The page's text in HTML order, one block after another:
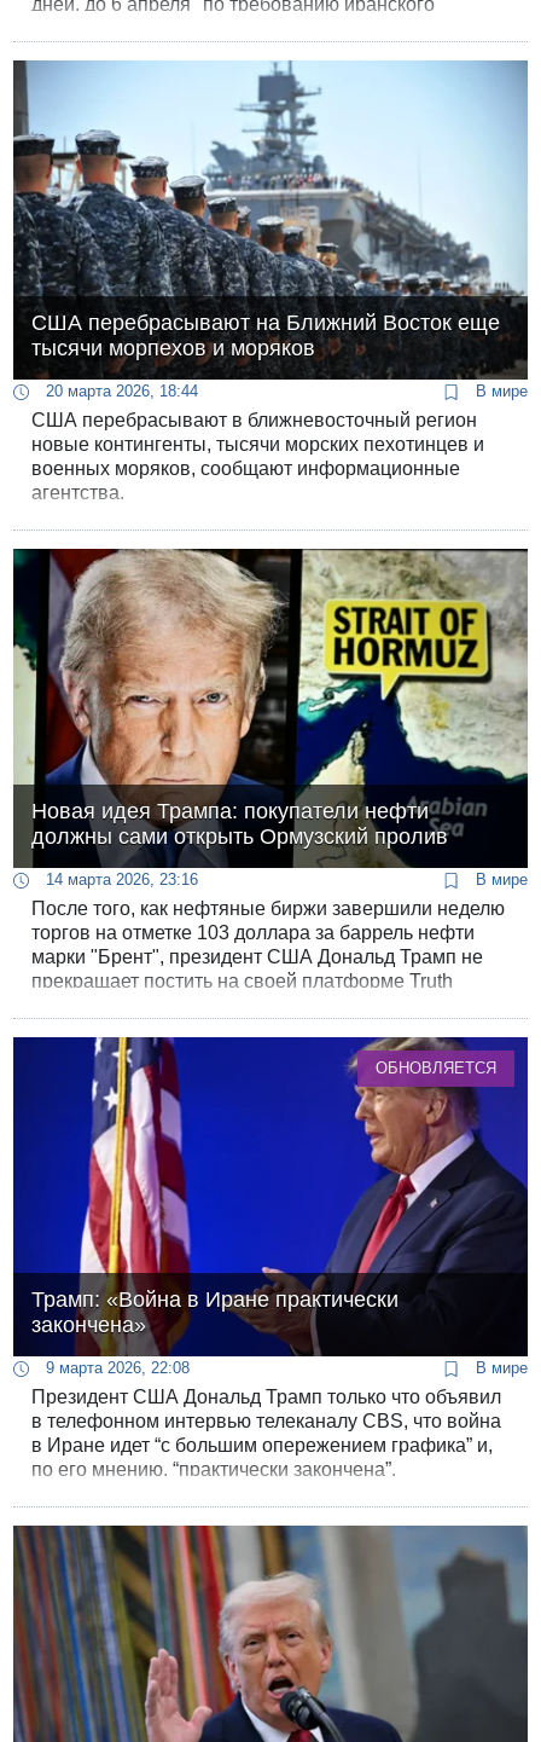
дней, до 6 апреля "по требованию иранского
США перебрасывают на Ближний Восток еще
тысячи морпехов и моряков
20 марта 2026, 18:44 В мире
США перебрасывают в ближневосточный регион
новые контингенты, тысячи морских пехотинцев и
военных моряков, сообщают информационные
агентства.
Новая идея Трампа: покупатели нефти
должны сами открыть Ормузский пролив
14 марта 2026, 23:16 В мире
После того, как нефтяные биржи завершили неделю
торгов на отметке 103 доллара за баррель нефти
марки "Брент", президент США Дональд Трамп не
прекращает постить на своей платформе Truth
ОБНОВЛЯЕТСЯ
Трамп: «Война в Иране практически
закончена»
9 марта 2026, 22:08 В мире
Президент США Дональд Трамп только что объявил
в телефонном интервью телеканалу CBS, что война
в Иране идет “с большим опережением графика” и,
по его мнению, “практически закончена”.